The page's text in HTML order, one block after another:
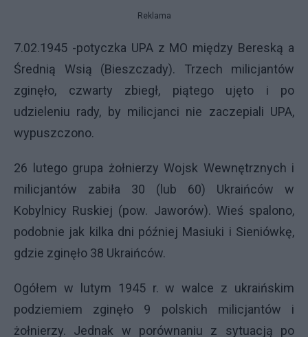
Reklama
7.02.1945 -potyczka UPAz MO między Bereską a
Średnią Wsią (Bieszczady). Trzech milicjantów
zginęło, czwarty zbiegł, piątego ujęto i po
udzieleniu rady, by milicjanci nie zaczepiali UPA,
wypuszczono.
26 lutego grupa żołnierzy Wojsk Wewnętrznych i
milicjantów zabiła 30 (lub 60) Ukraińców w
Kobylnicy Ruskiej (pow. Jaworów). Wieś spalono,
podobnie jak kilka dni później Masiuki i Sieniówkę,
gdzie zginęło 38 Ukraińców.
Ogółem w lutym 1945 r. w walce z ukraińskim
podziemiem zginęło 9 polskich milicjantów i
żołnierzy. Jednak w porównaniu z sytuacją po